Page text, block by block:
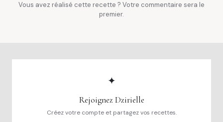
Vous avez réalisé cette recette ? Votre commentaire sera le
premier.
✦
Rejoignez Dzirielle
Créez votre compte et partagez vos recettes.